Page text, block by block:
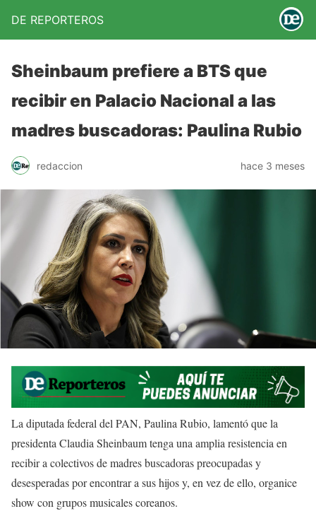
DE REPORTEROS
Sheinbaum prefiere a BTS que
recibir en Palacio Nacional a las
madres buscadoras: Paulina Rubio
redaccion hace 3 meses
La diputada federal del PAN, Paulina Rubio, lamentó que la
presidenta Claudia Sheinbaum tenga una amplia resistencia en
recibir a colectivos de madres buscadoras preocupadas y
desesperadas por encontrar a sus hijos y, en vez de ello, organice
show con grupos musicales coreanos.